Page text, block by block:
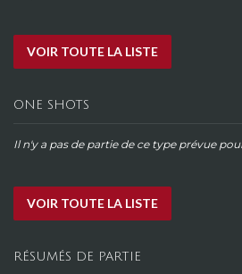
VOIR TOUTE LA LISTE
ONE SHOTS
Il n'y a pas de partie de ce type prévue
VOIR TOUTE LA LISTE
RÉSUMÉS DE PARTIE